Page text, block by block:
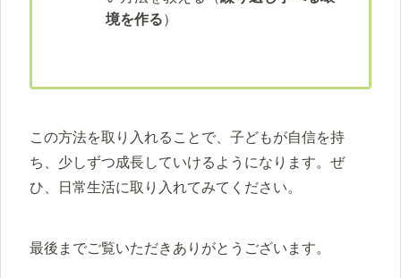
境を作る）
この方法を取り入れることで、子どもが自信を持
ち、少しずつ成長していけるようになります。ぜ
ひ、日常生活に取り入れてみてください。
最後までご覧いただきありがとうございます。